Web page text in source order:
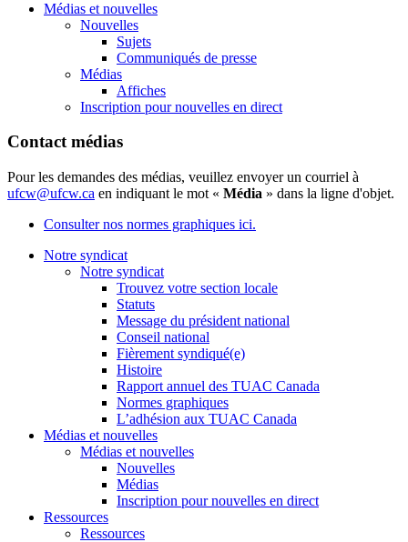
Médias et nouvelles
Nouvelles
Sujets
Communiqués de presse
Médias
Affiches
Inscription pour nouvelles en direct
Contact médias
Pour les demandes des médias, veuillez envoyer un courriel à
ufcw@ufcw.ca en indiquant le mot « Média » dans la ligne d'objet.
Consulter nos normes graphiques ici.
Notre syndicat
Notre syndicat
Trouvez votre section locale
Statuts
Message du président national
Conseil national
Fièrement syndiqué(e)
Histoire
Rapport annuel des TUAC Canada
Normes graphiques
L’adhésion aux TUAC Canada
Médias et nouvelles
Médias et nouvelles
Nouvelles
Médias
Inscription pour nouvelles en direct
Ressources
Ressources